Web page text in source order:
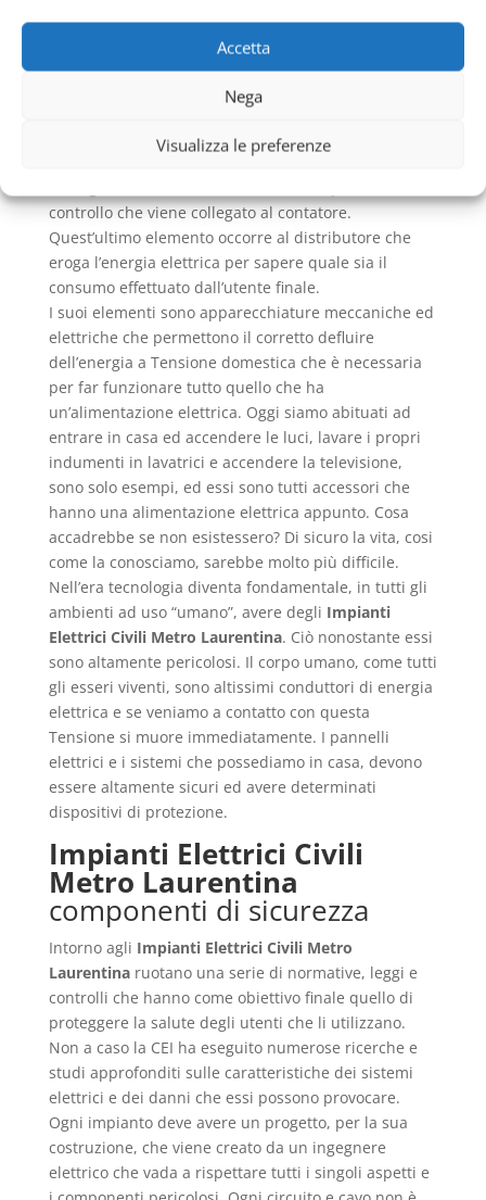
Accetta
Nega
Visualizza le preferenze
punti luce. Essi vengono alimentati tramite il flusso
posizionati e collati internamente.
Impianti Elettrici Civili Metro Laurentina
hanno una struttura che li contraddistingue da
quelli industriali o condominiali. Essi sono contenuti
controllo che viene collegato al contatore.
Quest’ultimo elemento occorre al distributore che
eroga l’energia elettrica per sapere quale sia il
consumo effettuato dall’utente finale.
I suoi elementi sono apparecchiature meccaniche ed
elettriche che permettono il corretto defluire
dell’energia a Tensione domestica che è necessaria
per far funzionare tutto quello che ha
un’alimentazione elettrica. Oggi siamo abituati ad
entrare in casa ed accendere le luci, lavare i propri
indumenti in lavatrici e accendere la televisione,
sono solo esempi, ed essi sono tutti accessori che
hanno una alimentazione elettrica appunto. Cosa
accadrebbe se non esistessero? Di sicuro la vita, cosi
come la conosciamo, sarebbe molto più difficile.
Nell’era tecnologia diventa fondamentale, in tutti gli
ambienti ad uso “umano”, avere degli Impianti
Elettrici Civili Metro Laurentina. Ciò nonostante essi
sono altamente pericolosi. Il corpo umano, come tutti
gli esseri viventi, sono altissimi conduttori di energia
elettrica e se veniamo a contatto con questa
Tensione si muore immediatamente. I pannelli
elettrici e i sistemi che possediamo in casa, devono
essere altamente sicuri ed avere determinati
dispositivi di protezione.
Impianti Elettrici Civili
Metro Laurentina
componenti di sicurezza
Intorno agli Impianti Elettrici Civili Metro
Laurentinaruotano una serie di normative, leggi e
controlli che hanno come obiettivo finale quello di
proteggere la salute degli utenti che li utilizzano.
Non a caso la CEI ha eseguito numerose ricerche e
studi approfonditi sulle caratteristiche dei sistemi
elettrici e dei danni che essi possono provocare.
Ogni impianto deve avere un progetto, per la sua
costruzione, che viene creato da un ingegnere
elettrico che vada a rispettare tutti i singoli aspetti e